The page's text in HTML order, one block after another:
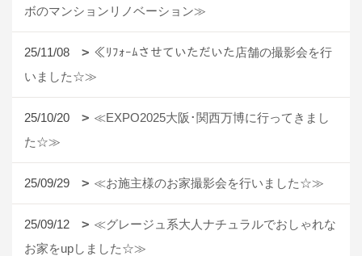
ボのマンションリノベーション≫
25/11/08
≪ﾘﾌｫｰﾑさせていただいた店舗の撮影会を行
いました☆≫
25/10/20
≪EXPO2025大阪･関西万博に行ってきまし
た☆≫
25/09/29 ≪お施主様のお家撮影会を行いました☆≫
25/09/12
≪グレージュ系大人ナチュラルでおしゃれな
お家をupしました☆≫